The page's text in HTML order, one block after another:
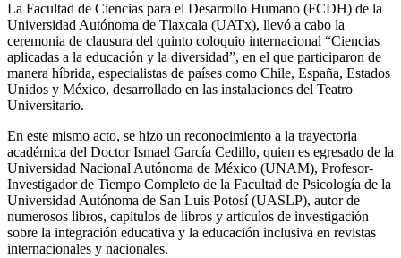
La Facultad de Ciencias para el Desarrollo Humano (FCDH) de la
Universidad Autónoma de Tlaxcala (UATx), llevó a cabo la
ceremonia de clausura del quinto coloquio internacional “Ciencias
aplicadas a la educación y la diversidad”, en el que participaron de
manera híbrida, especialistas de países como Chile, España, Estados
Unidos y México, desarrollado en las instalaciones del Teatro
Universitario.
En este mismo acto, se hizo un reconocimiento a la trayectoria
académica del Doctor Ismael García Cedillo, quien es egresado de la
Universidad Nacional Autónoma de México (UNAM), Profesor-
Investigador de Tiempo Completo de la Facultad de Psicología de la
Universidad Autónoma de San Luis Potosí (UASLP), autor de
numerosos libros, capítulos de libros y artículos de investigación
sobre la integración educativa y la educación inclusiva en revistas
internacionales y nacionales.